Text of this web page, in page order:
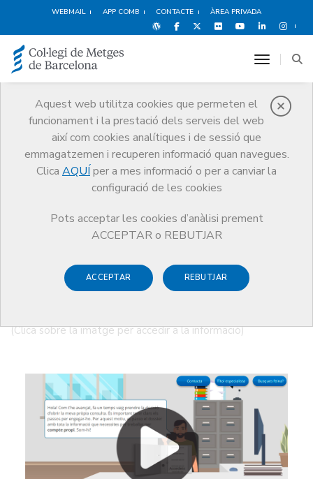
WEBMAIL APP COMB CONTACTE ÀREA PRIVADA
Aquest web utilitza cookies que permeten el
funcionament i la prestació dels serveis del web
així com cookies analítiques i de sessió que
emmagatzemen i recuperen informació quan navegues.
Clica AQUÍ per a mes informació o per a canviar la
configuració de les cookies
Pots acceptar les cookies d’anàlisi prement
ACCEPTAR o REBUTJAR
ACCEPTAR REBUTJAR
toggle
Medicina Privada
Orientació Professional
Medicina Privada
Què cal saber per obrir una consulta mèdica?
consulta mèdica?
(Clica sobre la imatge per accedir a la informació)